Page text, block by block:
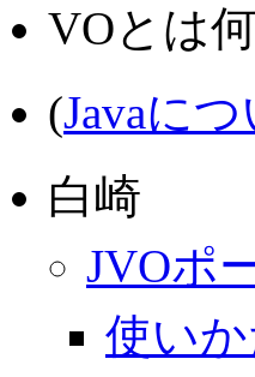
VOとは
(Javaに
白崎
JVOポ
使い